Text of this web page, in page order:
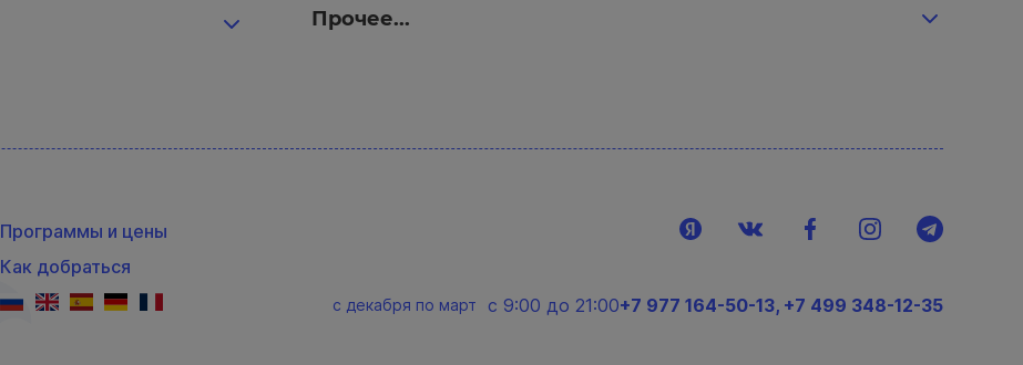
Прочее...
Программы и цены
Как добраться
c декабря по март c 9:00 до 21:00+7 977 164-50-13, +7 499 348-12-35